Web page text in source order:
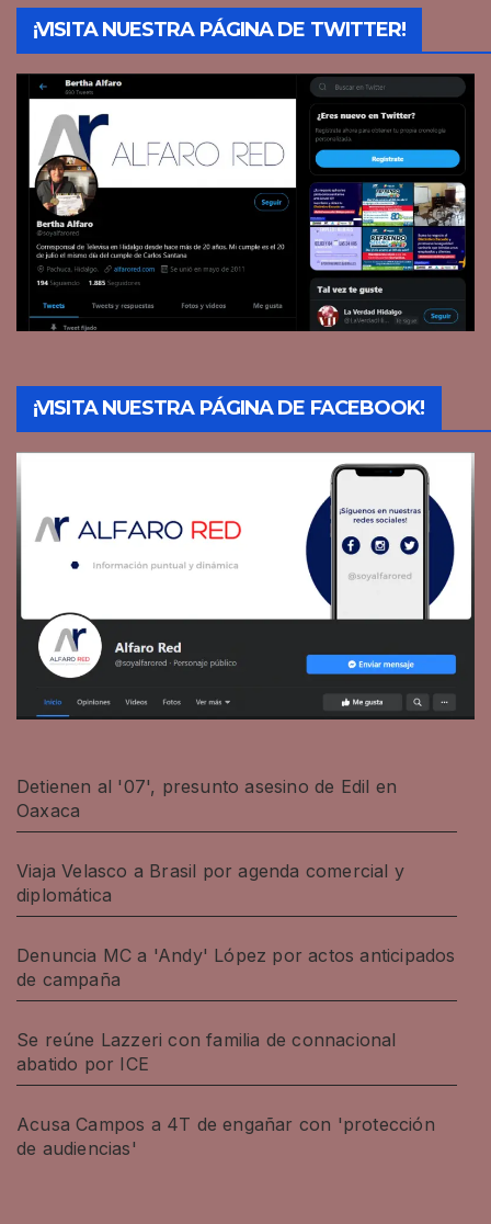
¡VISITA NUESTRA PÁGINA DE TWITTER!
¡VISITA NUESTRA PÁGINA DE FACEBOOK!
Detienen al '07', presunto asesino de Edil en
Oaxaca
Viaja Velasco a Brasil por agenda comercial y
diplomática
Denuncia MC a 'Andy' López por actos anticipados
de campaña
Se reúne Lazzeri con familia de connacional
abatido por ICE
Acusa Campos a 4T de engañar con 'protección
de audiencias'